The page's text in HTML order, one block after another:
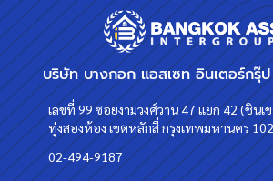
บริษัท บางกอก แอสเซท อินเตอร์กรุ๊
เลขที่ 99 ซอยงามวงศ์วาน 47 แยก 42 (ชินเ
ทุ่งสองห้อง เขตหลักสี่ กรุงเทพมหานคร
02-494-9187